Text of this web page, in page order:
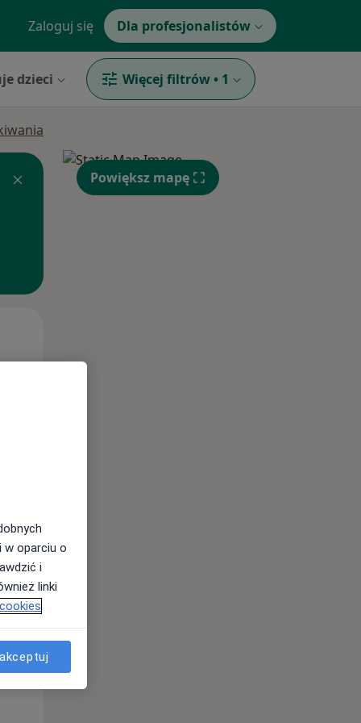
Zaloguj się Dla profesjonalistów
dzieci Więcej filtrów • 1
Śr,
12 Sie
Powiększ mapę
w oparciu o
i
linki